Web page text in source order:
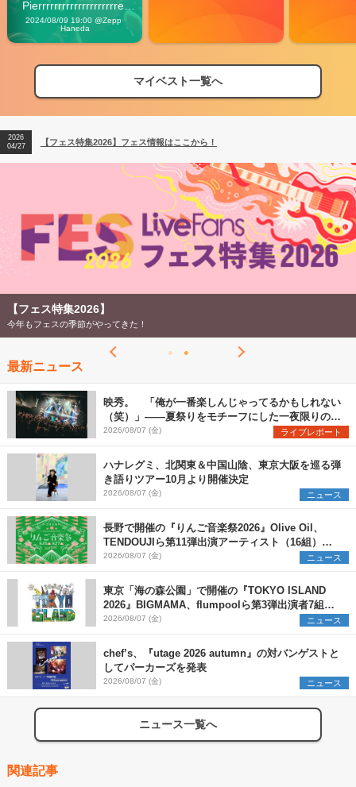
Pierrrrrrrrrrrrrrrrrrrre
Vibes
2024/08/09 19:00 @Zepp
Haneda
マイベスト一覧へ
【フェス特集2026】フェス情報はここから！
【ライブ動員ランキング】2026年上半期編発表！
2026
04/27
【フェス特集2026】フェス情報はここから！
2026
【ライブ動員ランキング】2026年上半期編発表！
【フェス特集2026】
今年もフェスの季節がやってきた！
最新ニュース
映秀。 「俺が一番楽しんじゃってるかもしれない
（笑）」――夏祭りをモチーフにした一夜限りのス
ペシャルライブ『色祭』レポート
2026/08/07 (金) ライブレポート
ハナレグミ、北関東＆中国山陰、東京大阪を巡る弾
き語りツアー10月より開催決定
2026/08/07 (金) ニュース
長野で開催の『りんご音楽祭2026』Olive Oil、
TENDOUJIら第11弾出演アーティスト（16組）を
発表
2026/08/07 (金) ニュース
東京「海の森公園」で開催の『TOKYO ISLAND
2026』BIGMAMA、flumpoolら第3弾出演者7組を
発表 ワークショップ・アート出展者を募集
2026/08/07 (金) ニュース
chef’s、『utage 2026 autumn』の対バンゲストと
してパーカーズを発表
2026/08/07 (金) ニュース
ニュース一覧へ
関連記事